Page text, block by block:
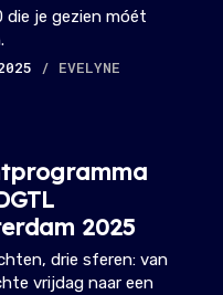
die je gezien móét
/ EVELYNE
2025
drie sferen: van
vrijdag naar een